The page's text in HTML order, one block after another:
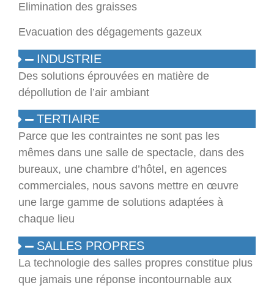
Elimination des graisses
Evacuation des dégagements gazeux
INDUSTRIE
Des solutions éprouvées en matière de
dépollution de l’air ambiant
TERTIAIRE
Parce que les contraintes ne sont pas les
mêmes dans une salle de spectacle, dans des
bureaux, une chambre d’hôtel, en agences
commerciales, nous savons mettre en œuvre
une large gamme de solutions adaptées à
chaque lieu
SALLES PROPRES
La technologie des salles propres constitue plus
que jamais une réponse incontournable aux